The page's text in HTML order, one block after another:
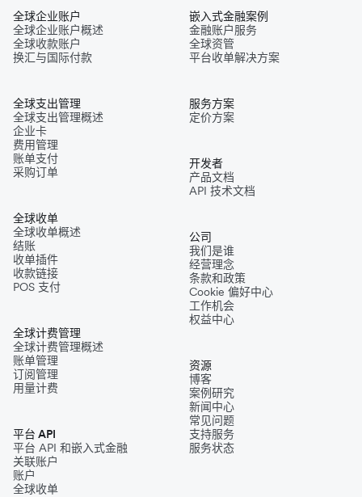
全球企业账户
全球企业账户概述
全球收款账户
换汇与国际付款
全球支出管理
全球支出管理概述
企业卡
费用管理
账单支付
采购订单
全球收单
全球收单概述
结账
收单插件
收款链接
POS 支付
全球计费管理
全球计费管理概述
账单管理
订阅管理
用量计费
平台 API
平台 API 和嵌入式金融
关联账户
账户
全球收单
嵌入式金融案例
金融账户服务
全球资管
平台收单解决方案
服务方案
定价方案
开发者
产品文档
API 技术文档
公司
我们是谁
经营理念
条款和政策
Cookie 偏好中心
工作机会
权益中心
资源
博客
案例研究
新闻中心
常见问题
支持服务
服务状态